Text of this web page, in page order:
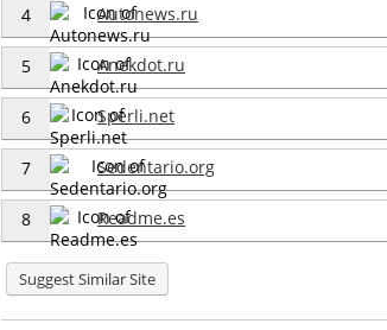
4 Autonews.ru
5 Anekdot.ru
6 Sperli.net
7 Sedentario.org
8 Readme.es
Suggest Similar Site